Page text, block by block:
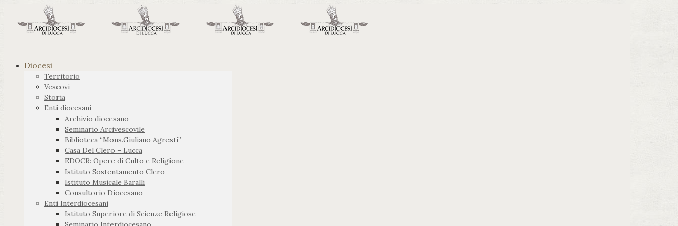
Diocesi
Territorio
Vescovi
Storia
Enti diocesani
Archivio diocesano
Seminario Arcivescovile
Biblioteca “Mons.Giuliano Agresti”
Casa Del Clero – Lucca
EDOCR: Opere di Culto e Religione
Istituto Sostentamento Clero
Istituto Musicale Baralli
Consultorio Diocesano
Enti Interdiocesani
Istituto Superiore di Scienze Religiose